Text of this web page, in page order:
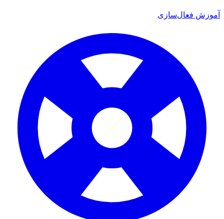
فعال‌سازی